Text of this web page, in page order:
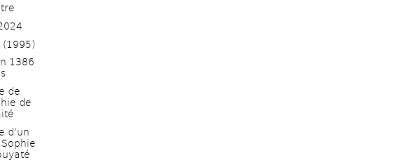
(1995)
1386
de
de
d’un